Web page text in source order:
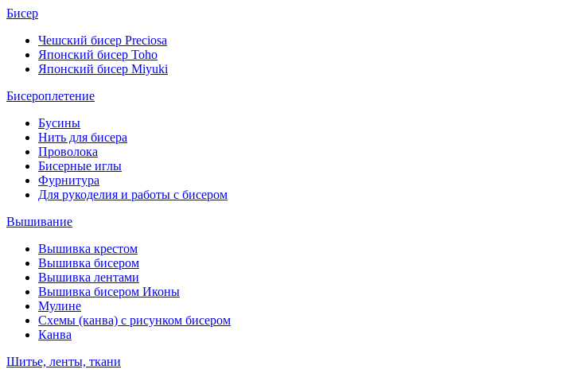
Бисер
Чешский бисер Preciosa
Японский бисер Toho
Японский бисер Miyuki
Бисероплетение
Бусины
Нить для бисера
Проволока
Бисерные иглы
Фурнитура
Для рукоделия и работы с бисером
Вышивание
Вышивка крестом
Вышивка бисером
Вышивка лентами
Вышивка бисером Иконы
Мулине
Схемы (канва) с рисунком бисером
Канва
Шитье, ленты, ткани